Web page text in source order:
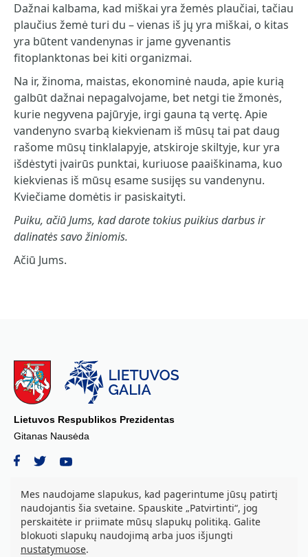
Dažnai kalbama, kad miškai yra žemės plaučiai, tačiau
plaučius žemė turi du – vienas iš jų yra miškai, o kitas
yra būtent vandenynas ir jame gyvenantis
fitoplanktonas bei kiti organizmai.
Na ir, žinoma, maistas, ekonominė nauda, apie kurią
galbūt dažnai nepagalvojame, bet netgi tie žmonės,
kurie negyvena pajūryje, irgi gauna tą vertę. Apie
vandenyno svarbą kiekvienam iš mūsų tai pat daug
rašome mūsų tinklalapyje, atskiroje skiltyje, kur yra
išdėstyti įvairūs punktai, kuriuose paaiškinama, kuo
kiekvienas iš mūsų esame susijęs su vandenynu.
Kviečiame domėtis ir pasiskaityti.
Puiku, ačiū Jums, kad darote tokius puikius darbus ir
dalinatės savo žiniomis.
Ačiū Jums.
Lietuvos Respublikos Prezidentas
Gitanas Nausėda
© 2026 Lietuvos Respublikos Prezidento kanceliarija, biudžetinė įstaiga.
Visos teisės saugomos.
S. Daukanto a. 3, LT-01122 Vilnius tel. +37069842639, el. paštas:
aurika.grozova@prezidentas.lt
Mes naudojame slapukus, kad pagerintume jūsų patirtį
naudojantis šia svetaine. Spauskite „Patvirtinti“, jog
perskaitėte ir priimate mūsų slapukų politiką. Galite
blokuoti slapukų naudojimą arba juos išjungti
nustatymuose.